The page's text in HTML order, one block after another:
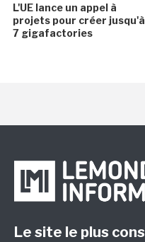
L'UE lance un appel à
projets pour créer jusqu'à
7 gigafactories
Le site le plus